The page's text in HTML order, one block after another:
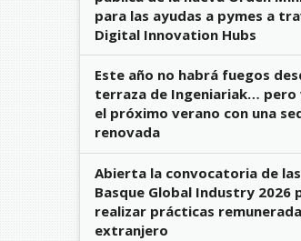
para las ayudas a pymes a
Digital Innovation Hubs
Este año no habrá fuegos
terraza de Ingeniariak… pero
el próximo verano con una
renovada
Abierta la convocatoria de
Basque Global Industry 2026
realizar prácticas
extranjero